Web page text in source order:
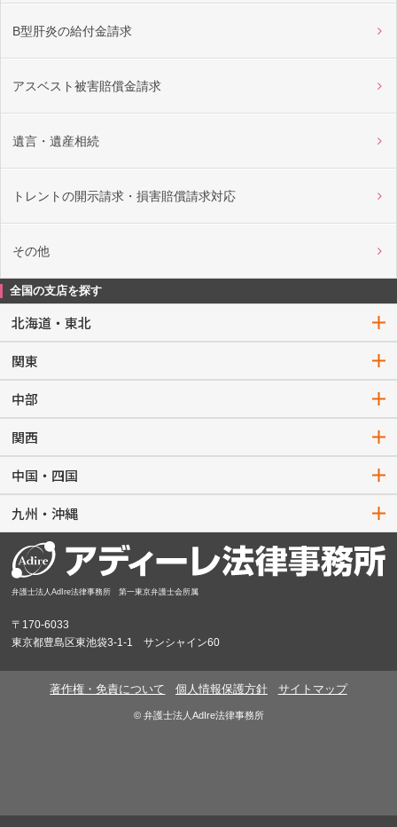
B型肝炎の給付金請求
アスベスト被害賠償金請求
遺言・遺産相続
トレントの開示請求・損害賠償請求対応
その他
全国の支店を探す
北海道・東北
関東
中部
関西
中国・四国
九州・沖縄
弁護士法人AdIre法律事務所 第一東京弁護士会所属
〒170-6033
東京都豊島区東池袋3-1-1 サンシャイン60
著作権・免責について 個人情報保護方針 サイトマップ
© 弁護士法人AdIre法律事務所